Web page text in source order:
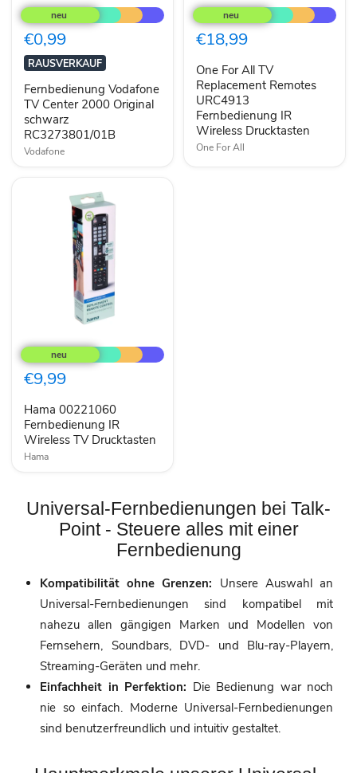
Vodafone
TV
Center
2000
Original
schwarz
RC3273801/01B
€0,99
RAUSVERKAUF
Fernbedienung Vodafone
TV Center 2000 Original
schwarz
RC3273801/01B
Vodafone
For
All
TV
Replacement
URC4913
Fernbedienung
IR
Wireless
Drucktasten
€18,99
One For All TV
Replacement Remotes
URC4913
Fernbedienung IR
Wireless Drucktasten
One For All
00221060
Fernbedienung
IR
Wireless
Drucktasten
€9,99
Hama 00221060
Fernbedienung IR
Wireless TV Drucktasten
Hama
Universal-Fernbedienungen bei Talk-
Point - Steuere alles mit einer
Fernbedienung
Kompatibilität ohne Grenzen: Unsere Auswahl an
Universal-Fernbedienungen sind kompatibel mit
nahezu allen gängigen Marken und Modellen von
Fernsehern, Soundbars, DVD- und Blu-ray-Playern,
Streaming-Geräten und mehr.
Einfachheit in Perfektion: Die Bedienung war noch
nie so einfach. Moderne Universal-Fernbedienungen
sind benutzerfreundlich und intuitiv gestaltet.